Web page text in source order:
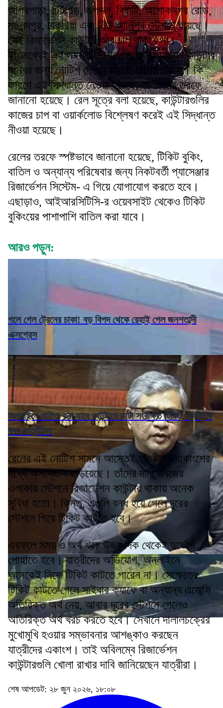
আগরপাড়া, টিটাগড়, জগদ্দল, বিরাটি, অশোকনগর রোড,
মছলন্দপুর, ঢাকুরিয়া এবং নিউ আলিপুর স্টেশনে রয়েছে।
সেই রিজার্ভেশন কাউন্টার আর চালু থাকবে না।
ইতিমধ্যেই এই সমস্ত স্টেশনগুলিতে রিজার্ভেশন কাউন্টার
বন্ধের জন্য নোটিশ দেওয়া হয়েছে রেলের তরফে। কি
কারণে এই সিদ্ধান্ত নেওয়া হয়েছে, তা রেলের তরফে
জানানো হয়েছে। রেল সূত্রে বলা হয়েছে, কাউন্টারগুলির
কাজের চাপ বা ওয়ার্কলোড বিশ্লেষণ করেই এই সিদ্ধান্ত
নীওয়া হয়েছে।
রেলের তরফে স্পষ্টভাবে জানানো হয়েছে, টিকিট বুকিং,
বাতিল ও অন্যান্য পরিষেবার জন্য নিকটবর্তী প্যাসেঞ্জার
রিজার্ভেশন সিস্টেম- এ গিয়ে যোগাযোগ করতে হবে।
এছাড়াও, আইআরসিটিসি-র ওয়েবসাইট থেকেও টিকিট
বুকিংয়ের পাশাপাশি বাতিল করা যাবে।
আরও পড়ুন:
গলে গেল ট্রেনের চাকা! বড় বিপদ থেকে রেহাই পেল জনশতাব্দী
এক্সপ্রেস
অনলাইনে বাতিল করা যাবে কাউন্টারে কাটা সংরক্ষিত টিকিট, স্বস্তির
খবর যাত্রীদের
রেলের এই নোটিশ সামনে আস্তেই যাত্রীদের একাংশের
মধ্যে অসন্তোষ ছড়িয়েছে। তাঁদের দাবি, নিজের
এলাকার স্টেশনে রিজার্ভেশন কাউন্টার থাকায় অনেক
সুবিধা হতো। কিন্তু, এগুলি বন্ধ হয়ে গেলে দূরের
স্টেশনে গিয়ে টিকিট কাটতে হবে।
এরফলে সময় ও অর্থ খরচ উভয় দিক থেকেই দুর্ভোগ
পোহাতে হবে। যাত্রীদের অভিযোগ, অনলাইনে
অনেকেই নিজে টিকিট কাটতে পারেন না। সেক্ষেত্রে
টিকিট কাটতে গেলে সাইবার ক্যাফে বা অন্যান্য এজেন্সি
অতিরিক্ত অর্থ নেয়, আবার দূরের স্টেশনে গেলেও
অতিরিক্ত অর্থ খরচ করতে হবে। সেখানে দালালচক্রের
মুখোমুখি হওয়ার সম্ভাবনার আশঙ্কাও করছেন
যাত্রীদের একাংশ। তাই অবিলম্বে রিজার্ভেশন
কাউন্টারগুলি খোলা রাখার দাবি জানিয়েছেন যাত্রীরা।
শেষ আপডেট: ২৮ জুন ২০২৬, ১৮:০৮